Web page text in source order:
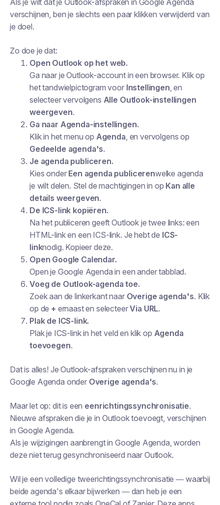
Als je wilt dat je Outlook-afspraken in Google Agenda
verschijnen, ben je slechts een paar klikken verwijderd van
je doel.
Zo doe je dat:
Open Outlook op het web.
Ga naar je Outlook-account in een browser. Klik op
het tandwielpictogram voor Instellingen, en
selecteer vervolgens Alle Outlook-instellingen
weergeven.
Ga naar Agenda-instellingen.
Klik in het menu op Agenda, en vervolgens op
Gedeelde agenda's.
Je agenda publiceren.
Kies onder Een agenda publicerenwelke agenda
je wilt delen. Stel de machtigingen in op Kan alle
details weergeven.
De ICS-link kopiëren.
Na het publiceren geeft Outlook je twee links: een
HTML-link en een ICS-link. Je hebt de ICS-
linknodig. Kopieer deze.
Open Google Calendar.
Open je Google Agenda in een ander tabblad.
Voeg de Outlook-agenda toe.
Zoek aan de linkerkant naar Overige agenda's. Klik
op de + ernaast en selecteerVia URL.
Plak de ICS-link.
Plak je ICS-link in het veld en klik op Agenda
toevoegen.
Dat is alles! Je Outlook-afspraken verschijnen nu in je
Google Agenda onder Overige agenda's.
Maar let op: dit is een eenrichtingssynchronisatie.
Nieuwe afspraken die je in Outlook toevoegt, verschijnen
in Google Agenda.
Als je wijzigingen aanbrengt in Google Agenda, worden
deze niet terug gesynchroniseerd naar Outlook.
Wil je een volledige tweerichtingssynchronisatie — waarbij
beide agenda's elkaar bijwerken — dan heb je een